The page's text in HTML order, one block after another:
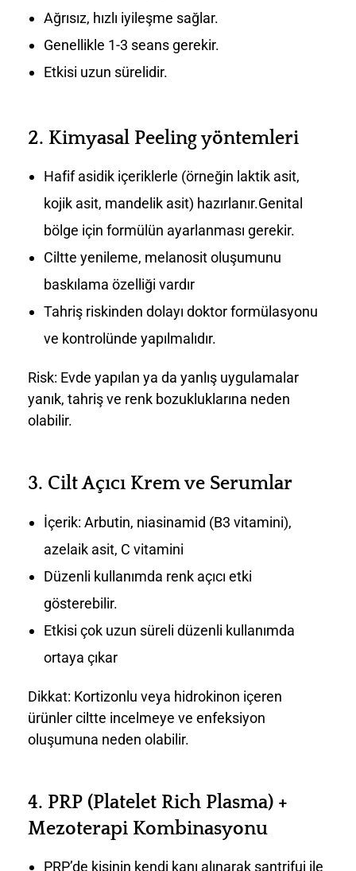
Ağrısız, hızlı iyileşme sağlar.
Genellikle 1-3 seans gerekir.
Etkisi uzun sürelidir.
2. Kimyasal Peeling yöntemleri
Hafif asidik içeriklerle (örneğin laktik asit,
kojik asit, mandelik asit) hazırlanır.Genital
bölge için formülün ayarlanması gerekir.
Ciltte yenileme, melanosit oluşumunu
baskılama özelliği vardır
Tahriş riskinden dolayı doktor formülasyonu
ve kontrolünde yapılmalıdır.
Risk: Evde yapılan ya da yanlış uygulamalar
yanık, tahriş ve renk bozukluklarına neden
olabilir.
3. Cilt Açıcı Krem ve Serumlar
İçerik: Arbutin, niasinamid (B3 vitamini),
azelaik asit, C vitamini
Düzenli kullanımda renk açıcı etki
gösterebilir.
Etkisi çok uzun süreli düzenli kullanımda
ortaya çıkar
Dikkat: Kortizonlu veya hidrokinon içeren
ürünler ciltte incelmeye ve enfeksiyon
oluşumuna neden olabilir.
4. PRP (Platelet Rich Plasma) +
Mezoterapi Kombinasyonu
PRP’de kişinin kendi kanı alınarak santrifuj ile